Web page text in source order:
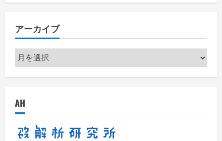
ゴ
ー
アーカイブ
ア
ー
カ
ブ
AH